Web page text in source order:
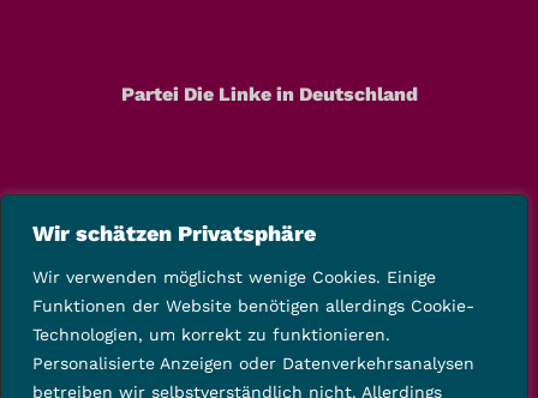
Wir schätzen Privatsphäre
Wir verwenden möglichst wenige Cookies. Einige
Funktionen der Website benötigen allerdings Cookie-
Technologien, um korrekt zu funktionieren.
Personalisierte Anzeigen oder Datenverkehrsanalysen
betreiben wir selbstverständlich nicht. Allerdings
Partei Die Linke in Deutschland